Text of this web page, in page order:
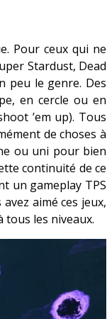
Pour ceux qui ne
Stardust, Dead
peu le genre. Des
en cercle ou en
’em up). Tous
de choses à
ou uni pour bien
continuité de ce
un gameplay TPS
aimé ces jeux,
tous les niveaux.